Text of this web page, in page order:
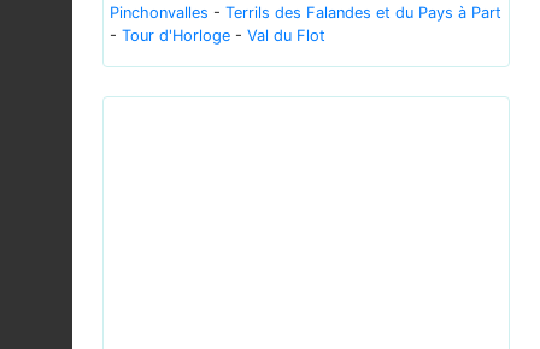
Pinchonvalles - Terrils des Falandes et du Pays à Part
- Tour d'Horloge - Val du Flot